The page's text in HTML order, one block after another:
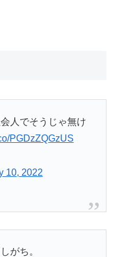
人でそうじゃ無け
PGDzZQGzUS
10, 2022
がち。